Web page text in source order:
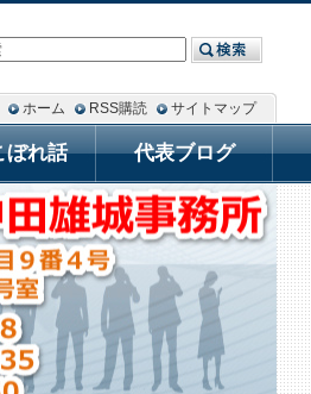
ホーム RSS購読 サイトマップ
ぼれ話 代表ブログ